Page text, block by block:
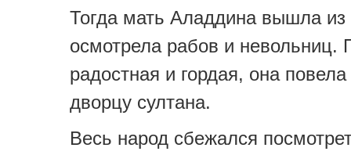
Тогда мать Аладдина вышла из
осмотрела рабов и невольниц.
радостная и гордая, она повела
дворцу султана.
Весь народ сбежался